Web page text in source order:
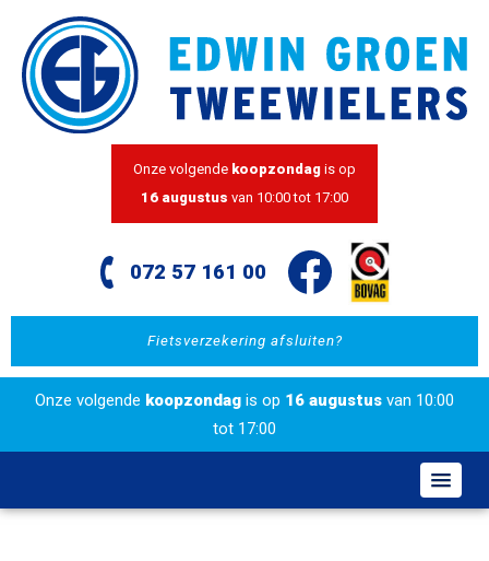
Onze volgende koopzondag is op
16 augustus van 10:00 tot 17:00
Fietsverzekering afsluiten?
072 57 161 00
Onze volgende koopzondag is op 16 augustus van 10:00
tot 17:00